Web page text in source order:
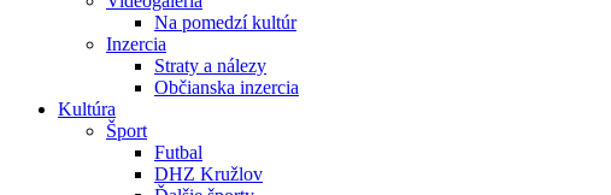
Na pomedzí kultúr
Inzercia
Straty a nálezy
Občianska inzercia
Kultúra
Šport
Futbal
DHZ Kružlov